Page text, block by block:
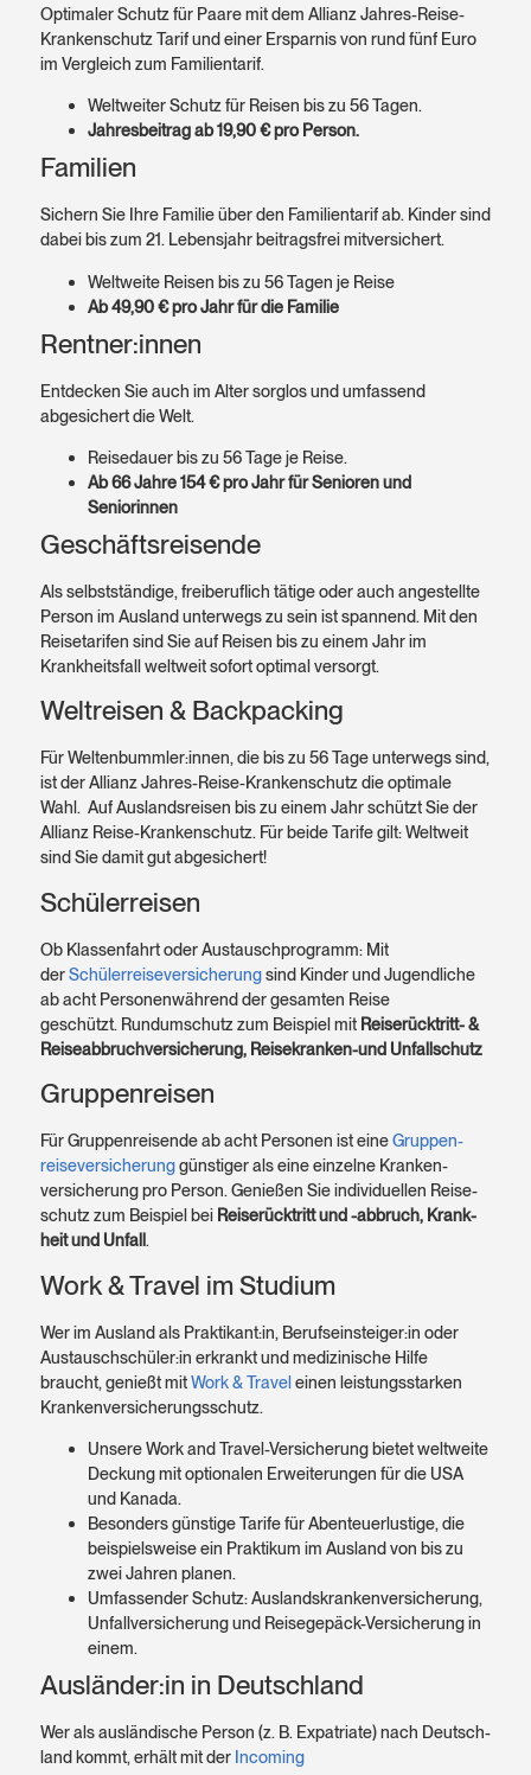
Optimaler Schutz für Paare mit dem Allianz Jahres-Reise-
Kranken­schutz Tarif und einer Ersparnis von rund fünf Euro
im Vergleich zum Familien­tarif.
Welt­weiter Schutz für Reisen bis zu 56 Tagen.
Jahres­beitrag ab 19,90 € pro Person.
Familien
Sichern Sie Ihre Familie über den Familien­tarif ab. Kinder sind
dabei bis zum 21. Lebens­jahr beitragsfrei mitversichert.
Welt­weite Reisen bis zu 56 Tagen je Reise
Ab 49,90 € pro Jahr für die Familie
Rentner:innen
Entdecken Sie auch im Alter sorglos und umfassend
abgesichert die Welt.
Reise­dauer bis zu 56 Tage je Reise.
Ab 66 Jahre 154 € pro Jahr für Senioren und
Seniorinnen
Geschäftsreisende
Als selbst­ständige, frei­beruflich tätige oder auch angestellte
Person im Ausland unterwegs zu sein ist spannend. Mit den
Reise­tarifen sind Sie auf Reisen bis zu einem Jahr im
Krankheits­fall weltweit sofort optimal versorgt.
Weltreisen & Backpacking
Für Welten­bummler:innen, die bis zu 56 Tage unterwegs sind,
ist der Allianz Jahres-Reise-Kranken­schutz die optimale
Wahl. Auf Auslands­reisen bis zu einem Jahr schützt Sie der
Allianz Reise-Kranken­schutz. Für beide Tarife gilt: Welt­weit
sind Sie damit gut abgesichert!
Schülerreisen
Ob Klassen­fahrt oder Austausch­programm: Mit
derSchülerreiseversicherungsind Kinder und Jugendliche
ab acht Personenwährend der gesamten Reise
geschützt. Rundum­schutz zum Beispiel mit Reise­rücktritt- &
Reise­abbruch­versicherung, Reise­kranken-und Unfall­schutz
Gruppenreisen
Für Gruppen­reisende ab acht Personen ist eineGruppen­
reise­versicherunggünstiger als eine einzelne Kranken­
versicherung pro Person. Genießen Sie individuellen Reise­
schutz zum Beispiel bei Reise­rücktritt und -abbruch, Krank­
heit und Unfall.
Work & Travel im Studium
Wer im Ausland als Praktikant:in, Berufs­einsteiger:in oder
Austausch­schüler:in erkrankt und medizinische Hilfe
braucht, genießt mitWork & Traveleinen leistungsstarken
Kranken­versicherungs­schutz.
Unsere Work and Travel-Versicherung bietet weltweite
Deckung mit optionalen Erweiterungen für die USA
und Kanada.
Besonders günstige Tarife für Abenteuer­lustige, die
beispiels­weise ein Praktikum im Ausland von bis zu
zwei Jahren planen.
Umfassender Schutz: Auslands­kranken­versicherung,
Unfall­versicherung und Reise­gepäck-Versicherung in
einem.
Ausländer:in in Deutschland
Wer als ausländische Person (z. B. Expatriate) nach Deutsch­
land kommt, erhält mit der Incoming